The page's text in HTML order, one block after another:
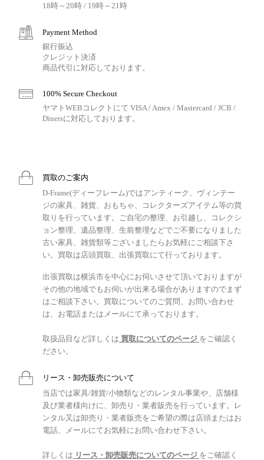
18時～20時 / 19時～21時
Payment Method
銀行振込
クレジット決済
商品代引に対応しております。
100% Secure Checkout
ヤマトWEBコレクトにて VISA / Amex / Mastercard / JCB /
Dinersに対応しております。
買取のご案内
D-Frame(ディーフレーム)ではアンティーク、ヴィンテー
ジの家具、雑貨、おもちゃ、コレクターズアイテム等の買
取りを行っています。ご自宅の整理、お引越し、コレクシ
ョン整理、遺品整理、生前整理などでご不要になりました
古い家具、雑貨類等ございましたらお気軽にご相談下さ
い。買取は店頭買取、出張買取にて行っております。
出張買取は横浜市を中心にお伺いさせて頂いておりますが
その他の地域でもお伺いが出来る場合がありますのでまず
はご相談下さい。買取についてのご質問、お問い合わせ
は、お電話またはメールにて承っております。
取扱品目など詳しくは 買取についてのページ をご確認く
ださい。
リース・卸売販売について
当店では家具/雑貨/小物類などのレンタル事業や、店舗様
及び業者様向けに、卸売り・業者販売を行っています。レ
ンタル又は卸売り・業者販売をご希望の際は店頭またはお
電話、メールにてお気軽にお問い合わせ下さい。
詳しくは リース・卸売販売についてのページ をご確認く